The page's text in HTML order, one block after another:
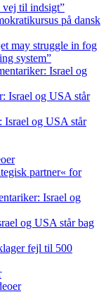
vej til indsigt”
på dansk
may struggle in fog
system”
Israel og
Israel og USA står
Israel og USA står
partner« for
Israel og
og USA står bag
fejl til 500